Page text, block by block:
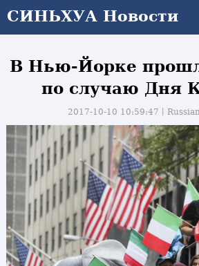
СИНЬХУА Новости
В Нью-Йорке
по случаю Дня
2017-10-10 10:59:47丨